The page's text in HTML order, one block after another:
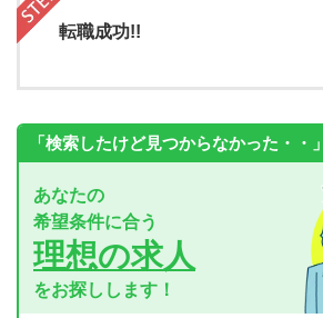
転職成功!!
「検索したけど見つからなかった・・」
あなたの
希望条件に合う
理想の求人
をお探しします！